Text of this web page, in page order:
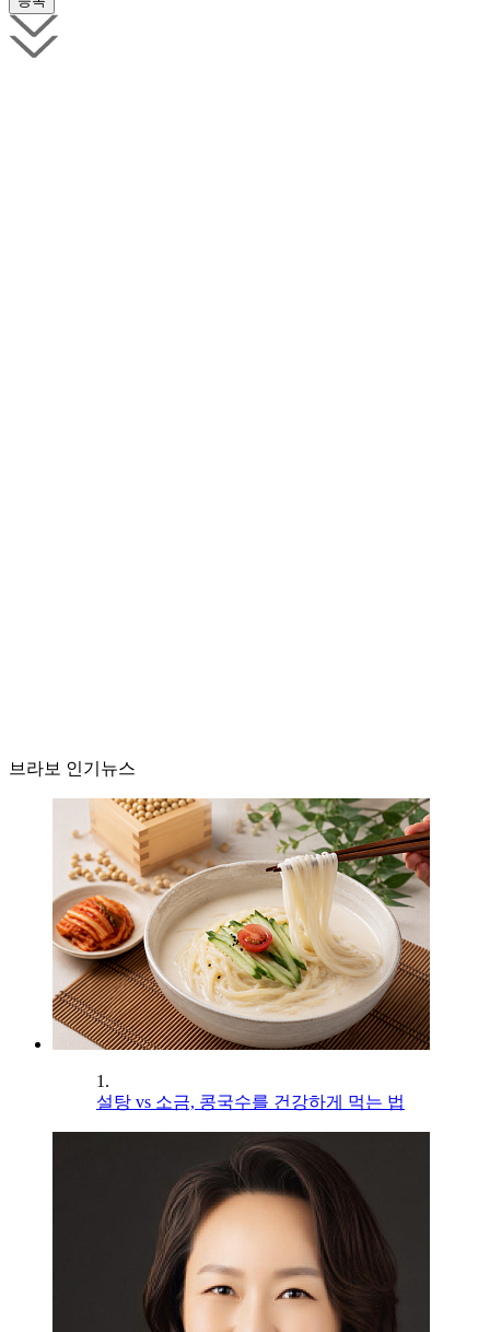
브라보 인기뉴스
1.
설탕 vs 소금, 콩국수를 건강하게 먹는 법